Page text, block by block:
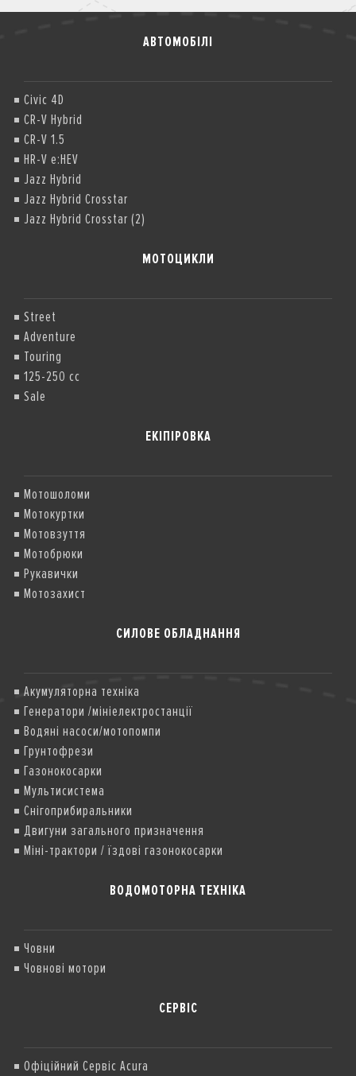
АВТОМОБІЛІ
Civic 4D
CR-V Hybrid
CR-V 1.5
HR-V e:HEV
Jazz Hybrid
Jazz Hybrid Crosstar
Jazz Hybrid Crosstar (2)
МОТОЦИКЛИ
Street
Adventure
Touring
125-250 cc
Sale
ЕКІПІРОВКА
Мотошоломи
Мотокуртки
Мотовзуття
Мотобрюки
Рукавички
Мотозахист
СИЛОВЕ ОБЛАДНАННЯ
Акумуляторна техніка
Генератори /мініелектростанції
Водяні насоси/мотопомпи
Грунтофрези
Газонокосарки
Мультисистема
Снігоприбиральники
Двигуни загального призначення
Міні-трактори / їздові газонокосарки
ВОДОМОТОРНА ТЕХНІКА
Човни
Човнові мотори
СЕРВІС
Офіційний Сервіс Acura